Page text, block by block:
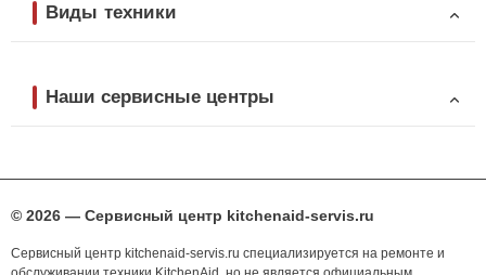
Виды техники
Наши сервисные центры
© 2026 — Сервисный центр kitchenaid-servis.ru
Сервисный центр kitchenaid-servis.ru специализируется на ремонте и